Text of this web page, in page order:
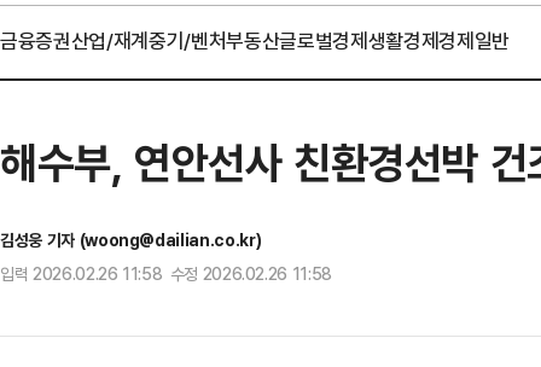
금융증권산업/재계중기/벤처부동산글로벌경제생활경제경제일반
해수부, 연안선사 친환경선박
김성웅 기자 (woong@dailian.co.kr)
입력 2026.02.26 11:58 수정 2026.02.26 11:58